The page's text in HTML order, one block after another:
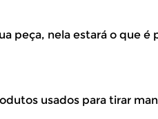
do produto, para
peça, nela estará o que
usados para tirar